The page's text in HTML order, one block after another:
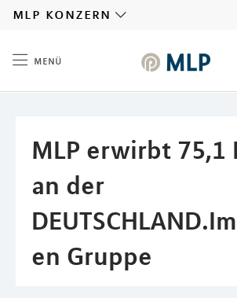
mlp konzern
menü
ad hoc
MLP erwirbt 75,1
an der
en Gruppe